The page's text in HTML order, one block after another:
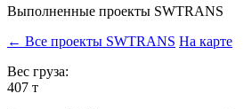
Выполненные проекты SWTRANS
← Все проекты SWTRANS На карте
Вес груза:
407 т